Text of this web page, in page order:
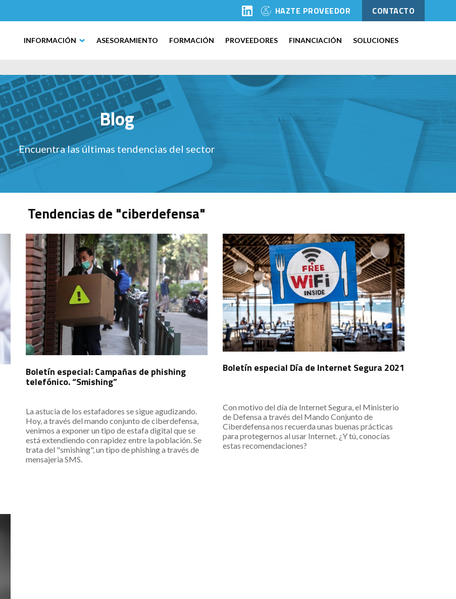
HAZTE PROVEEDOR CONTACTO
INFORMACIÓN ASESORAMIENTO FORMACIÓN PROVEEDORES FINANCIACIÓN SOLUCIONES
Blog
Encuentra las últimas tendencias del sector
Tendencias de "ciberdefensa"
Boletín especial: Campañas de phishing
telefónico. “Smishing”
La astucia de los estafadores se sigue agudizando.
Hoy, a través del mando conjunto de ciberdefensa,
venimos a exponer un tipo de estafa digital que se
está extendiendo con rapidez entre la población. Se
trata del "smishing", un tipo de phishing a través de
mensajeria SMS.
Boletín especial Día de Internet Segura 2021
Con motivo del día de Internet Segura, el Ministerio
de Defensa a través del Mando Conjunto de
Ciberdefensa nos recuerda unas buenas prácticas
para protegernos al usar Internet. ¿Y tú, conocías
estas recomendaciones?